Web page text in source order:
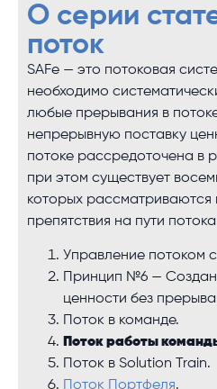
О серии
поток
SAFe — это потоковая
необходимо
любые прерывания в
непрерывную поставку
потоке рассредоточена в
при этом существует
которых рассматриваются
препятствия на пути
Управление потоком
Принцип №6 —
ценности без
Поток в команде.
Поток работы
Поток в Solution Train.
Поток Портфеля.